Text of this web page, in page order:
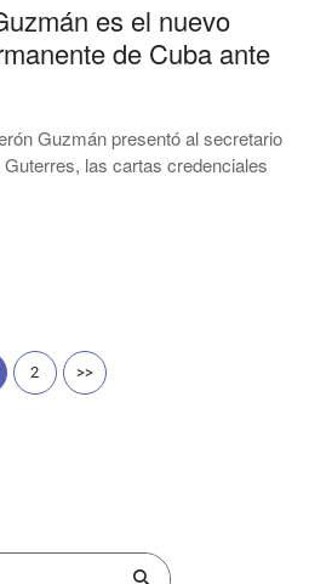
es el nuevo
de Cuba ante
Guzmán presentó al secretario
las cartas credenciales
2 >>